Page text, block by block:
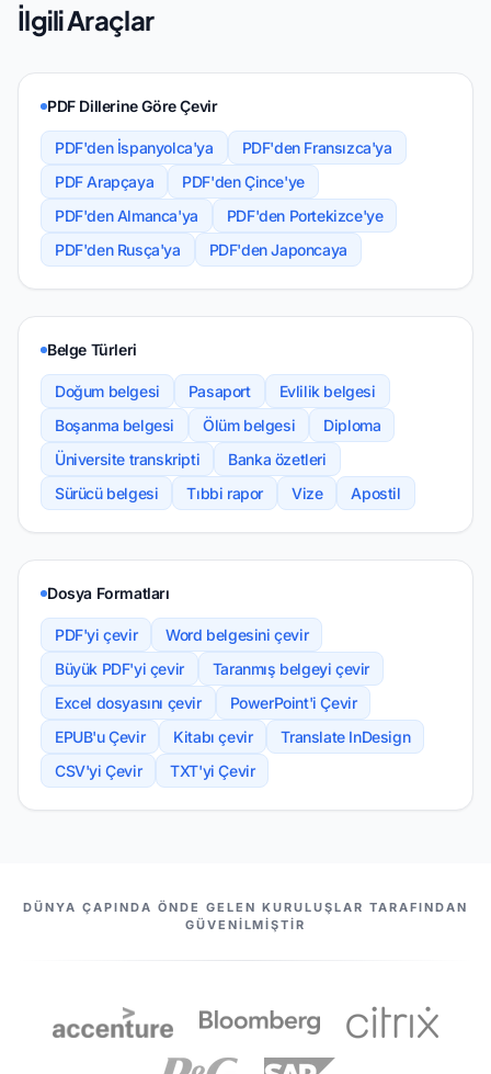
İlgili Araçlar
PDF Dillerine Göre Çevir
PDF'den İspanyolca'ya
PDF'den Fransızca'ya
PDF Arapçaya
PDF'den Çince'ye
PDF'den Almanca'ya
PDF'den Portekizce'ye
PDF'den Rusça'ya
PDF'den Japoncaya
Belge Türleri
Doğum belgesi Pasaport
Evlilik belgesi
Boşanma belgesi
Ölüm belgesi
Diploma
Üniversite transkripti
Banka özetleri
Sürücü belgesi
Tıbbi rapor Vize Apostil
Dosya Formatları
PDF'yi çevir
Word belgesini çevir
Büyük PDF'yi çevir
Taranmış belgeyi çevir
Excel dosyasını çevir
PowerPoint'i Çevir
EPUB'u Çevir
Kitabı çevir
Translate InDesign
CSV'yi Çevir
TXT'yi Çevir
BIZIM ORTAKLARIMIZ
DÜNYA ÇAPINDA ÖNDE GELEN KURULUŞLAR TARAFINDAN
GÜVENILMIŞTIR